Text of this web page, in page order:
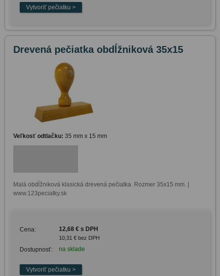
Drevená pečiatka obdĺžniková 35x15
Veľkosť odtlačku: 35 mm x 15 mm
Malá obdĺžniková klasická drevená pečiatka. Rozmer 35x15 mm. |
www.123peciatky.sk
Cena: 12,68 € s DPH
10,31 € bez DPH
Dostupnosť: na sklade